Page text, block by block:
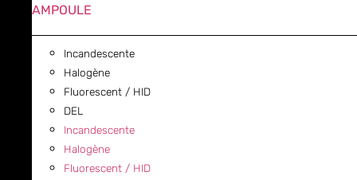
AMPOULE
Incandescente
Halogène
Fluorescent / HID
DEL
Incandescente
Halogène
Fluorescent / HID